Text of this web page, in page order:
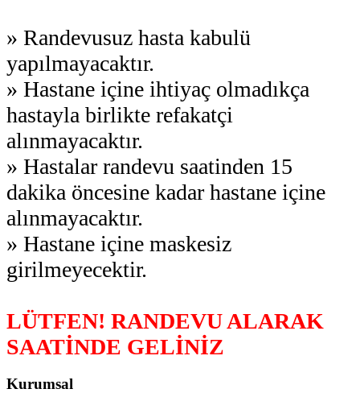
» Randevusuz hasta kabulü
yapılmayacaktır.
» Hastane içine ihtiyaç olmadıkça
hastayla birlikte refakatçi
alınmayacaktır.
» Hastalar randevu saatinden 15
dakika öncesine kadar hastane içine
alınmayacaktır.
» Hastane içine maskesiz
girilmeyecektir.
LÜTFEN! RANDEVU ALARAK
SAATİNDE GELİNİZ
Kurumsal